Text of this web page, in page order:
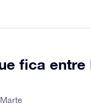
fica entre
Marte